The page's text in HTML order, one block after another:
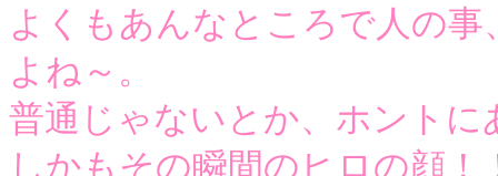
よくもあんなところで人の
よね～。
普通じゃないとか、ホント
しかもその瞬間のヒロの顔！